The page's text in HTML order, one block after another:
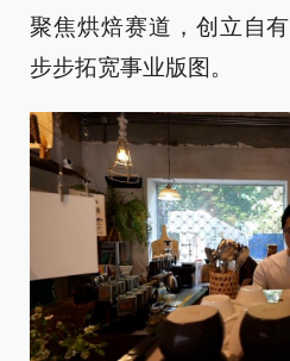
聚焦烘焙赛道，创立自
步步拓宽事业版图。